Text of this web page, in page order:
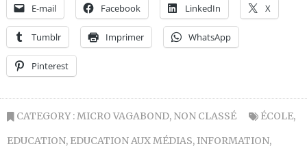
E-mail Facebook LinkedIn X
Tumblr Imprimer WhatsApp
Pinterest
CATEGORY :MICRO VAGABOND, NON CLASSÉ ÉCOLE,
EDUCATION, EDUCATION AUX MÉDIAS, INFORMATION,